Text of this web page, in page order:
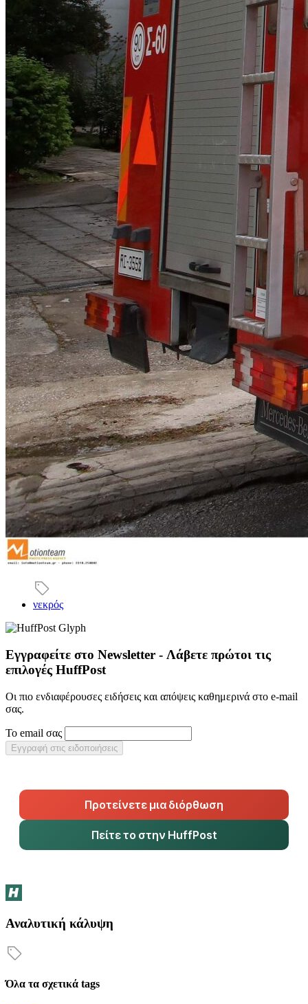
νεκρός
Εγγραφείτε στο Newsletter - Λάβετε πρώτοι τις
επιλογές HuffPost
Οι πιο ενδιαφέρουσες ειδήσεις και απόψεις καθημερινά στο e-mail
σας.
Το email σας
Εγγραφή στις ειδοποιήσεις
Προτείνετε μια διόρθωση
Πείτε το στην HuffPost
Αναλυτική κάλυψη
Όλα τα σχετικά tags